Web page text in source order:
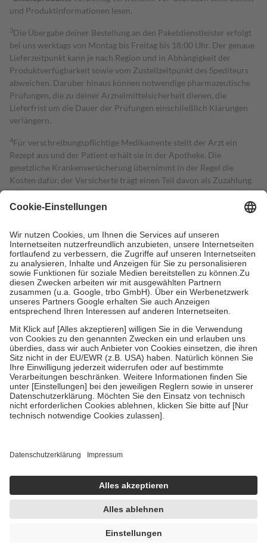
und Produktinformationen lesen.
3Die Übergabe deiner Bestellung an den Paketdienstleister erfolgt
bei uns werktags von Montag bis Freitag bis 18:00 Uhr. Der genaue
Lieferzeitpunkt kann je nach Region und in Abhängigkeit der
Produktverfügbarkeit sowie vom Zustellzeitpunkt des Spediteurs
abweichen. Darüber hinaus können notwendige pharmazeutische
Prüfungen, die zu deiner Arzneimittelsicherheit dienen, die
Lieferfrist um die Dauer der Prüfungen einschließlich Klärungen
verlängern.
4Für verschreibungspflichtige Medikamente stellt der Arzt ein
Rezept aus und der Patient erhält sie in der Apotheke. Die
gesetzliche Krankenversicherung übernimmt in der Regel die
Kosten dafür, der Versicherte trägt einen Teil davon als Zuzahlung
mit.
Grundsätzlich leisten Mitglieder Zuzahlungen in Höhe von zehn
höchstens zehn Euro.
Es sind jedoch nie mehr als die tatsächlichen
Kosten der Leistung zu entrichten.
Diese Regeln gelten grundsätzlich auch für Online-Apotheken.
Bei Heilmitteln und häuslicher Krankenpflege beträgt die
Zuzahlung zehn Prozent der Kosten sowie zehn Euro je
Verordnung.
Um das Engagement der Versicherten für ihre eigene Gesundheit zu
stärken und die besondere Stellung der Familie zu unterstützen,
fallenkeine Zuzahlungenan bei:
• Kindern und Jugendlichen bis zum vollendeten 18. Lebensjahr
mit Ausnahme der Fahrkosten
• Untersuchungen zur Vorsorge und Früherkennung, die von der
GKV getragen werden
• empfohlenen Schutzimpfungen
• Harn- und Blutteststreifen
getroffen, um sicherzustellen, dass es sich um echte Bewertungen
https://help.etrusted.com/hc/de/articles/4419944605341
Einige Bilder und Inhalte wurden unter Zuhilfenahme künstlicher